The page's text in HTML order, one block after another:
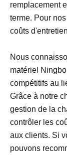
remplacement
terme. Pour
coûts
Nous
matériel
compétitifs au
Grâce à notre
gestion de la
contrôler les
aux clients. Si
pouvons